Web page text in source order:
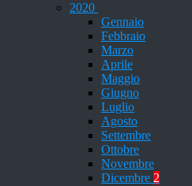
2020
Gennaio
Febbraio
Marzo
Aprile
Maggio
Giugno
Luglio
Agosto
Settembre
Ottobre
Novembre
Dicembre 2